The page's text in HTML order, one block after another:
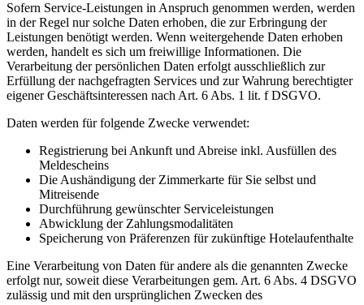
Sofern Service-Leistungen in Anspruch genommen werden, werden
in der Regel nur solche Daten erhoben, die zur Erbringung der
Leistungen benötigt werden. Wenn weitergehende Daten erhoben
werden, handelt es sich um freiwillige Informationen. Die
Verarbeitung der persönlichen Daten erfolgt ausschließlich zur
Erfüllung der nachgefragten Services und zur Wahrung berechtigter
eigener Geschäftsinteressen nach Art. 6 Abs. 1 lit. f DSGVO.
Daten werden für folgende Zwecke verwendet:
Registrierung bei Ankunft und Abreise inkl. Ausfüllen des
Meldescheins
Die Aushändigung der Zimmerkarte für Sie selbst und
Mitreisende
Durchführung gewünschter Serviceleistungen
Abwicklung der Zahlungsmodalitäten
Speicherung von Präferenzen für zukünftige Hotelaufenthalte
Eine Verarbeitung von Daten für andere als die genannten Zwecke
erfolgt nur, soweit diese Verarbeitungen gem. Art. 6 Abs. 4 DSGVO
zulässig und mit den ursprünglichen Zwecken des